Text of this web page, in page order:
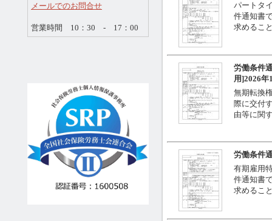
パートタ
件通知書
求めるこ
労働条件
用]2026年
無期転換
際に交付
由等に関
労働条件
有期雇用
件通知書
求めるこ
メールでのお問合せ
営業時間 10：30 - 17：00